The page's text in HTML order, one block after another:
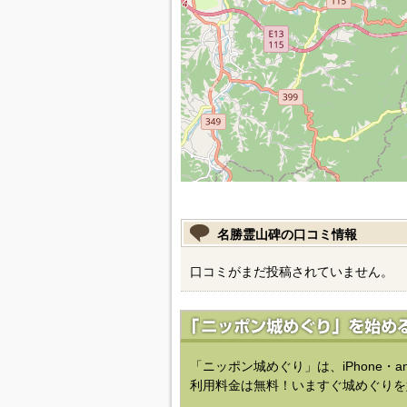
名勝霊山碑の口コミ情報
口コミがまだ投稿されていません。
「ニッポン城めぐり」は、iPhone・
利用料金は無料！いますぐ城めぐり